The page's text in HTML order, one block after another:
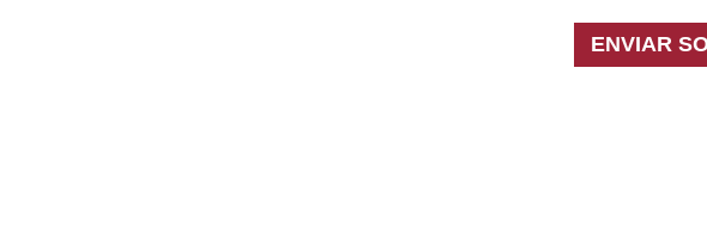
ENVIAR